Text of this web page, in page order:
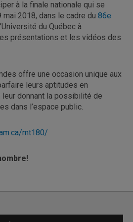
à la finale nationale qui se
2018, dans le cadre du 86e
du Québec à
présentations et les vidéos des
offre une occasion unique aux
leurs aptitudes en
leur donnant la possibilité de
dans l’espace public.
mt180/